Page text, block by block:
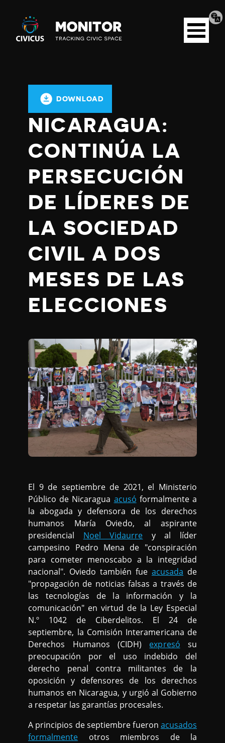
Civicus
Monitor
Open
menu
DOWNLOAD
NICARAGUA:
CONTINÚA LA
PERSECUCIÓN
DE LÍDERES DE
LA SOCIEDAD
CIVIL A DOS
MESES DE LAS
ELECCIONES
El 9 de septiembre de 2021, el Ministerio
Público de Nicaragua acusó formalmente a
la abogada y defensora de los derechos
humanos María Oviedo, al aspirante
presidencial Noel Vidaurre y al líder
campesino Pedro Mena de "conspiración
para cometer menoscabo a la integridad
nacional". Oviedo también fue acusada de
"propagación de noticias falsas a través de
las tecnologías de la información y la
comunicación" en virtud de la Ley Especial
N.º 1042 de Ciberdelitos. El 24 de
septiembre, la Comisión Interamericana de
Derechos Humanos (CIDH) expresó su
preocupación por el uso indebido del
derecho penal contra militantes de la
oposición y defensores de los derechos
humanos en Nicaragua, y urgió al Gobierno
a respetar las garantías procesales.
A principios de septiembre fueron acusados
formalmente otros miembros de la